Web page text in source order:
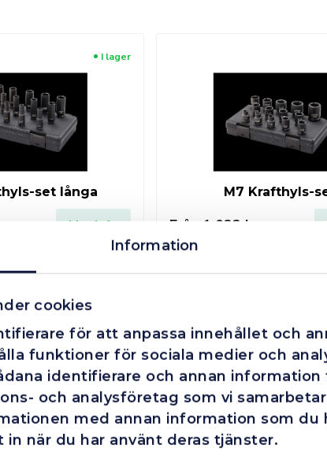
Information
cookies
för att anpassa innehållet och
funktioner för sociala medier och
identifierare och annan
och analysföretag som vi
med annan information som du
in när du har använt deras tjänster.
I lager
set långa
Mer info
M7 Krafthyls-
Från 1 023 kr
WERA 870/4/7 Set A SB Adaptor-set 870/4 1 x 1/4"x50; 1 x 3/8"x50;870/7 1 x 1/2"x75; M7 1/2" Krafthylssats